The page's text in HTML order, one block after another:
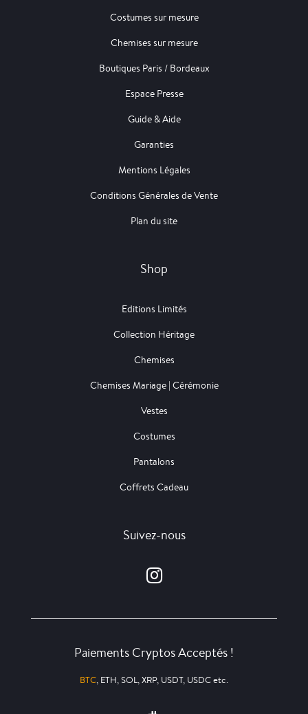
Costumes sur mesure
Chemises sur mesure
Boutiques Paris / Bordeaux
Espace Presse
Guide & Aide
Garanties
Mentions Légales
Conditions Générales de Vente
Plan du site
Shop
Editions Limités
Collection Héritage
Chemises
Chemises Mariage | Cérémonie
Vestes
Costumes
Pantalons
Coffrets Cadeau
Suivez-nous
Paiements Cryptos Acceptés !
BTC, ETH, SOL, XRP, USDT, USDC etc.